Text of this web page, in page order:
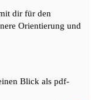
dir für den
Orientierung und
Blick als pdf-